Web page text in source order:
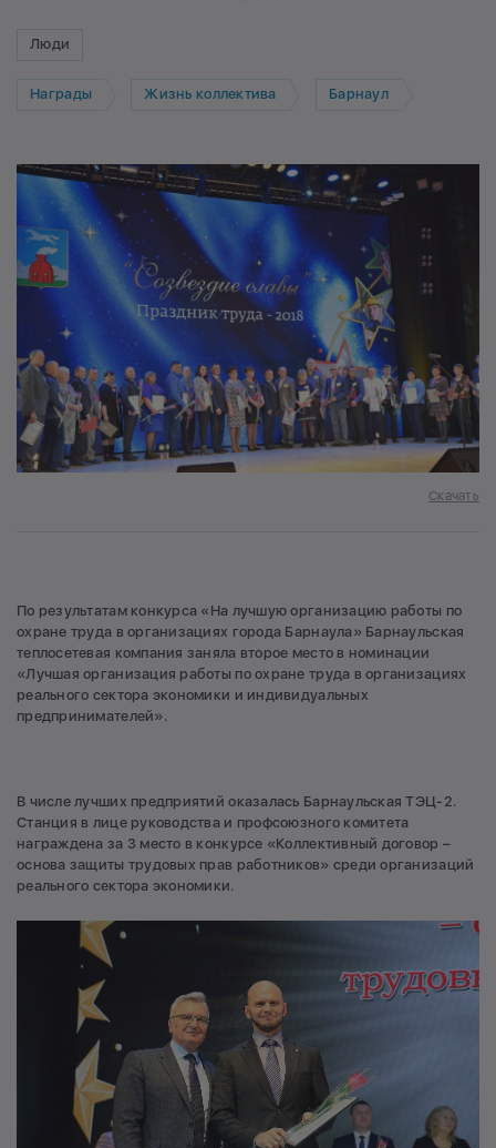
Люди
Награды Жизнь коллектива Барнаул
Скачать
По результатам конкурса «На лучшую организацию работы по
охране труда в организациях города Барнаула» Барнаульская
теплосетевая компания заняла второе место в номинации
«Лучшая организация работы по охране труда в организациях
реального сектора экономики и индивидуальных
предпринимателей».
В числе лучших предприятий оказалась Барнаульская ТЭЦ-2.
Станция в лице руководства и профсоюзного комитета
награждена за 3 место в конкурсе «Коллективный договор –
основа защиты трудовых прав работников» среди организаций
реального сектора экономики.